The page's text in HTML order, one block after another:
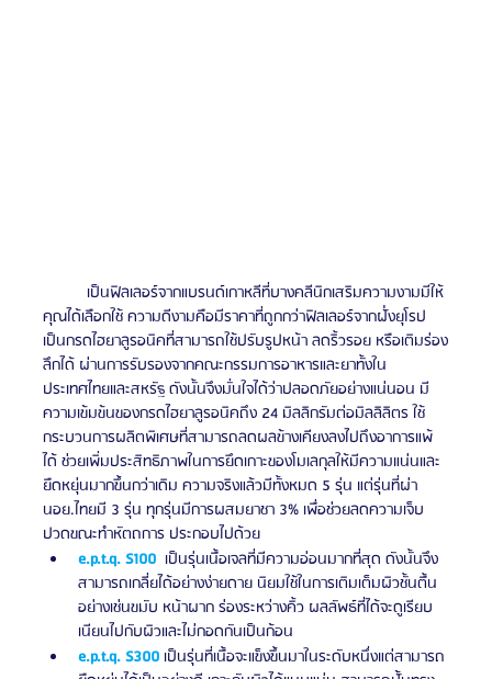
คุณได้เลือกใช้ ความดีงามคือมีราคาที่ถูกกว่าฟิลเลอร์จากฝั่งยุโรป
เป็นกรดไฮยาลูรอนิคที่สามารถใช้ปรับรูปหน้า ลดริ้วรอย หรือเติมร่อง
ลึกได้ ผ่านการรับรองจากคณะกรรมการอาหารและยาทั้งใน
ประเทศไทยและสหรัฐ ดังนั้นจึงมั่นใจได้ว่าปลอดภัยอย่างแน่นอน มี
ความเข้มข้นของกรดไฮยาลูรอนิคถึง 24 มิลลิกรัมต่อมิลลิลิตร ใช้
กระบวนการผลิตพิเศษที่สามารถลดผลข้างเคียงลงไปถึงอาการแพ้
ได้ ช่วยเพิ่มประสิทธิภาพในการยึดเกาะของโมเลกุลให้มีความแน่นและ
ยืดหยุ่นมากขึ้นกว่าเดิม ความจริงแล้วมีทั้งหมด 5 รุ่น แต่รุ่นที่ผ่า
นอย.ไทยมี 3 รุ่น ทุกรุ่นมีการผสมยาชา 3% เพื่อช่วยลดความเจ็บ
ปวดขณะทำหัตถการ ประกอบไปด้วย
e.p.t.q. S100
  เป็นรุ่นเนื้อเจลที่มีความอ่อนมากที่สุด ดังนั้นจึง
สามารถเกลี่ยได้อย่างง่ายดาย นิยมใช้ในการเติมเต็มผิวชั้นตื้น
อย่างเช่นขมับ หน้าผาก ร่องระหว่างคิ้ว ผลลัพธ์ที่ได้จะดูเรียบ
เนียนไปกับผิวและไม่กอดกันเป็นก้อน
e.p.t.q. S300 เป็นรุ่นที่เนื้อจะแข็งขึ้นมาในระดับหนึ่งแต่สามารถ